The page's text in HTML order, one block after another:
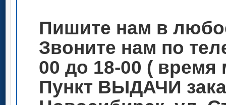
Пишите нам в
Звоните нам по
00 до 18-00 ( время
Пункт ВЫДАЧИ